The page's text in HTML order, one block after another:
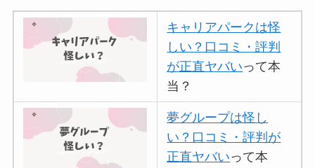
キャリアパークは怪
しい？口コミ・評判
が正直ヤバいって本
当？
夢グループは怪し
い？口コミ・評判が
正直ヤバいって本